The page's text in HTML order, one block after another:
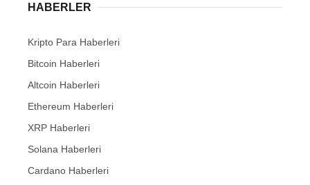
HABERLER
Kripto Para Haberleri
Bitcoin Haberleri
Altcoin Haberleri
Ethereum Haberleri
XRP Haberleri
Solana Haberleri
Cardano Haberleri